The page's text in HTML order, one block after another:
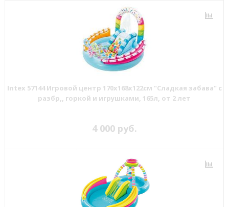
Intex 57144 Игровой центр 170х168х122см "Сладкая забава" с
разбр,, горкой и игрушками, 165л, от 2 лет
4 000 руб.